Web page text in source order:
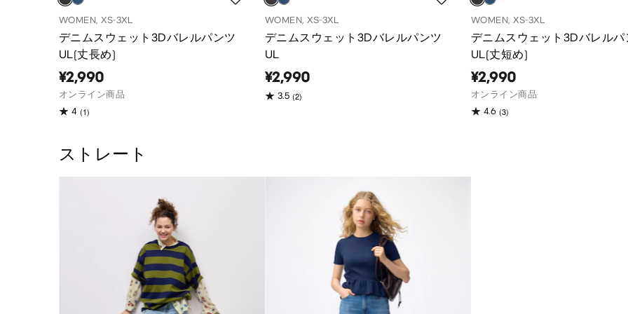
WOMEN, XS-3XL
デニムスウェット3Dバレルパンツ
UL(丈長め)
¥2,990
オンライン商品
4 (1)
WOMEN, XS-3XL
デニムスウェット3Dバレルパンツ
UL
¥2,990
3.5 (2)
WOMEN, XS-3XL
デニムスウェット3Dバレルパ
UL(丈短め)
¥2,990
オンライン商品
4.6 (3)
ストレート